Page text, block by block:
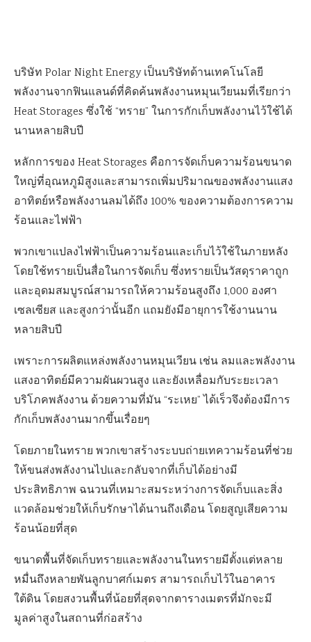
บริษัท Polar Night Energy เป็นบริษัทด้านเทคโนโลยี
พลังงานจากฟินแลนด์ที่คิดค้นพลังงานหมุนเวียนมที่เรียกว่า
Heat Storages ซึ่งใช้ “ทราย” ในการกักเก็บพลังงานไว้ใช้ได้
นานหลายสิบปี
หลักการของ Heat Storages คือการจัดเก็บความร้อนขนาด
ใหญ่ที่อุณหภูมิสูงและสามารถเพิ่มปริมาณของพลังงานแสง
อาทิตย์หรือพลังงานลมได้ถึง 100% ของความต้องการความ
ร้อนและไฟฟ้า
พวกเขาแปลงไฟฟ้าเป็นความร้อนและเก็บไว้ใช้ในภายหลัง
โดยใช้ทรายเป็นสื่อในการจัดเก็บ ซึ่งทรายเป็นวัสดุราคาถูก
และอุดมสมบูรณ์สามารถให้ความร้อนสูงถึง 1,000 องศา
เซลเซียส และสูงกว่านั้นอีก แถมยังมีอายุการใช้งานนาน
หลายสิบปี
เพราะการผลิตแหล่งพลังงานหมุนเวียน เช่น ลมและพลังงาน
แสงอาทิตย์มีความผันผวนสูง และยังเหลื่อมกับระยะเวลา
บริโภคพลังงาน ด้วยความที่มัน “ระเหย” ได้เร็วจึงต้องมีการ
กักเก็บพลังงานมากขึ้นเรื่อยๆ
โดยภายในทราย พวกเขาสร้างระบบถ่ายเทความร้อนที่ช่วย
ให้ขนส่งพลังงานไปและกลับจากที่เก็บได้อย่างมี
ประสิทธิภาพ ฉนวนที่เหมาะสมระหว่างการจัดเก็บและสิ่ง
แวดล้อมช่วยให้เก็บรักษาได้นานถึงเดือน โดยสูญเสียความ
ร้อนน้อยที่สุด
ขนาดพื้นที่จัดเก็บทรายและพลังงานในทรายมีตั้งแต่หลาย
หมื่นถึงหลายพันลูกบาศก์เมตร สามารถเก็บไว้ในอาคาร
ใต้ดิน โดยสงวนพื้นที่น้อยที่สุดจากตารางเมตรที่มักจะมี
มูลค่าสูงในสถานที่ก่อสร้าง